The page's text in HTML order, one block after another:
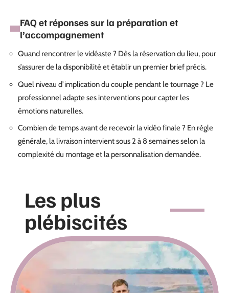
FAQ et réponses sur la préparation et
l’accompagnement
Quand rencontrer le vidéaste ? Dès la réservation du lieu, pour
s’assurer de la disponibilité et établir un premier brief précis.
Quel niveau d’implication du couple pendant le tournage ? Le
professionnel adapte ses interventions pour capter les
émotions naturelles.
Combien de temps avant de recevoir la vidéo finale ? En règle
générale, la livraison intervient sous 2 à 8 semaines selon la
complexité du montage et la personnalisation demandée.
Les plus
plébiscités